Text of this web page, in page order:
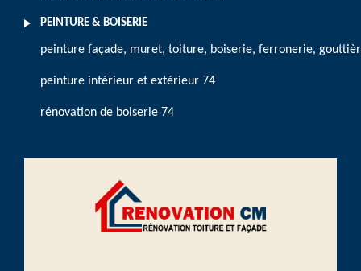
PEINTURE & BOISERIE
peinture façade, muret, toiture, boiserie, ferronerie,
peinture intérieur et extérieur 74
rénovation de boiserie 74